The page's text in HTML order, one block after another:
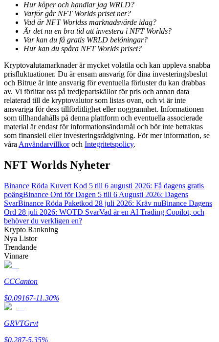
Information
Big data-analys inklusive handelsinformation, etc.
Guide
Futures startguide
Handelsstrategier
Lär dig hur du håller dig lönsam
Hur köper och handlar jag WRLD?
Varför går NFT Worlds priset ner?
Vad är NFT Worldss marknadsvärde idag?
Är det nu en bra tid att investera i NFT Worlds?
Var kan du få gratis WRLD belöningar?
Hur kan du spåra NFT Worlds priset?
Kryptovalutamarknader är mycket volatila och kan uppleva snabba
prisfluktuationer. Du är ensam ansvarig för dina investeringsbeslut
och Bitrue är inte ansvarig för eventuella förluster du kan drabbas
av. Vi förlitar oss på tredjepartskällor för pris och annan data
relaterad till de kryptovalutor som listas ovan, och vi är inte
ansvariga för dess tillförlitlighet eller noggrannhet. Informationen
som tillhandahålls på denna plattform och eventuella associerade
material är endast för informationsändamål och bör inte betraktas
som finansiell eller investeringsrådgivning. För mer information, se
våra Användarvillkoroch Integritetspolicy.
NFT Worlds Nyheter
Binance Röda Kuvert Kod 5 till 6 augusti 2026: Få dagens gratis
poängBinance Ord för Dagen 5 till 6 Augusti 2026: Dagens
SvarBinance Röda Paketkod 28 juli 2026: Kräv nuBinance Dagens
Ord 28 juli 2026: WOTD SvarVad är en AI Trading Copilot, och
behöver du verkligen en?
Krypto Rankning
Nya Listor
Trendande
Vinnare
CCCanton
$0.09167-11.30%
GRVTGrvt
$0.287-5.35%